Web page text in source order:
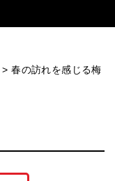
>春の訪れを感じる梅